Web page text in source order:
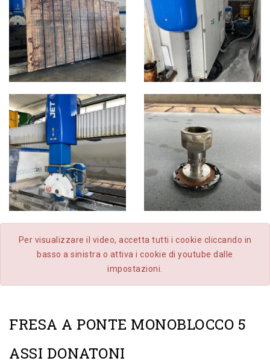
Per visualizzare il video, accetta tutti i cookie cliccando in
basso a sinistra o attiva i cookie di youtube dalle
impostazioni.
FRESA A PONTE MONOBLOCCO 5
ASSI DONATONI